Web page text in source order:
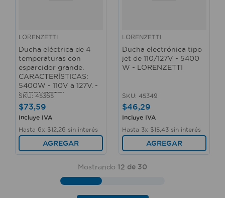
LORENZETTI
Ducha eléctrica de 4
temperaturas con
esparcidor grande.
CARACTERÍSTICAS:
5400W - 110V a 127V. -
LORENZETTI
SKU: 45365
$73,59
Incluye IVA
Hasta 6x $12 26 sin interés
AGREGAR
LORENZETTI
Ducha electrónica tipo
jet de 110/127V - 5400
W - LORENZETTI
SKU: 45349
$46,29
Incluye IVA
Hasta 3x $15 43 sin interés
AGREGAR
Mostrando 12 de 30